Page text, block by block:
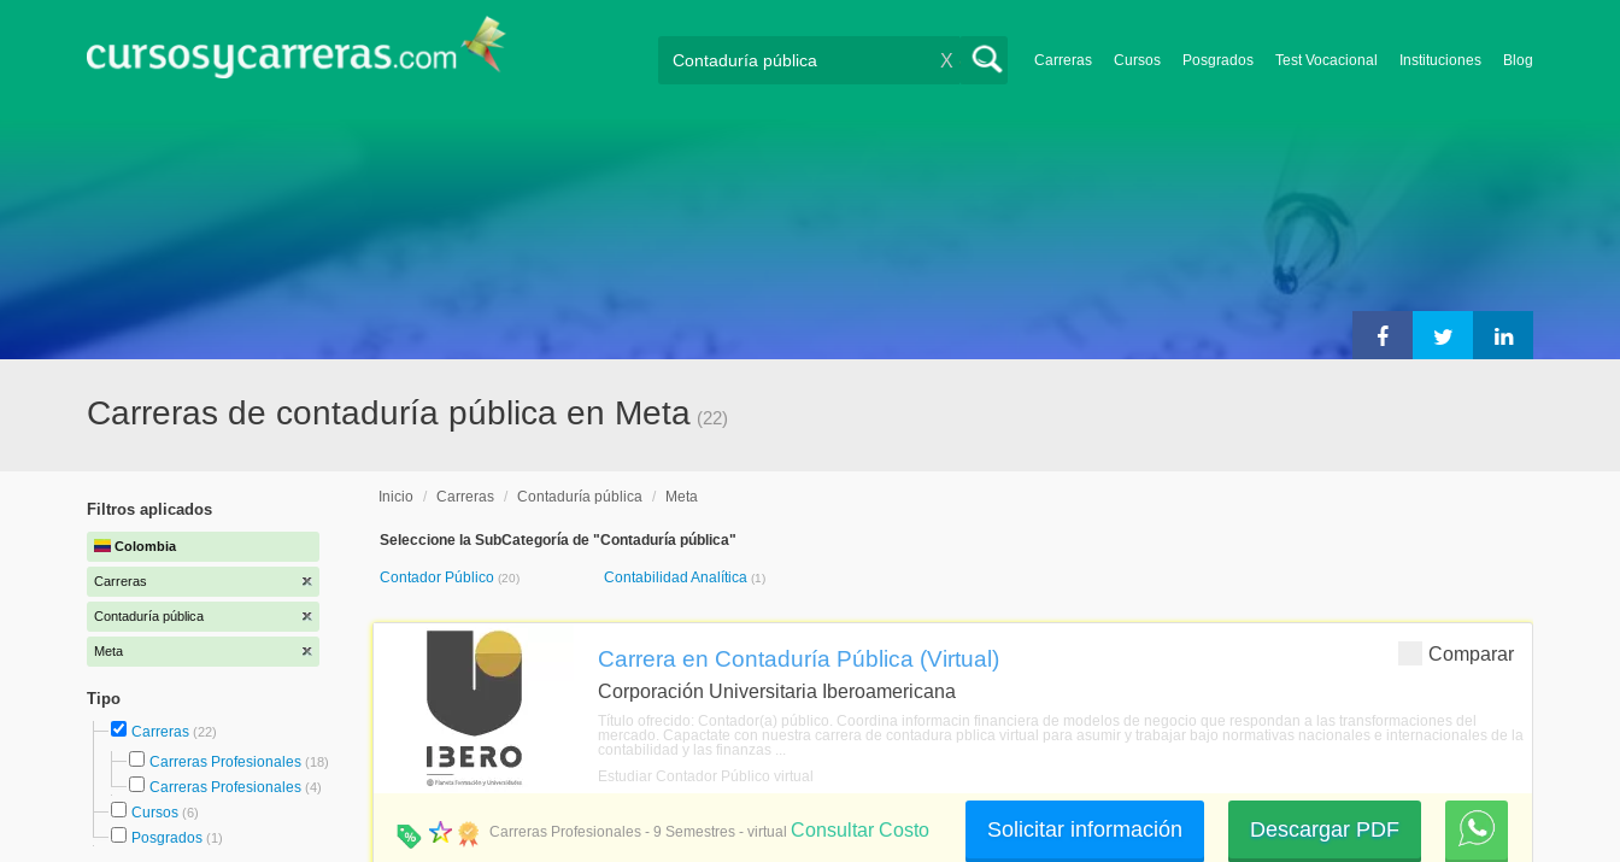
Carreras Cursos Posgrados Test Vocacional Instituciones Blog
X
Carreras de contaduría pública en Meta (22)
Filtros aplicados
Colombia
Carreras
Contaduría pública
Meta
Tipo
Carreras (22)
Carreras Profesionales (18)
Carreras Profesionales (4)
Cursos (6)
Posgrados (1)
Inicio / Carreras / Contaduría pública / Meta
Seleccione la SubCategoría de "Contaduría pública"
Contador Público (20) Contabilidad Analítica (1)
Comparar
Carrera en Contaduría Pública (Virtual)
Corporación Universitaria Iberoamericana
Título ofrecido: Contador(a) público. Coordina informacin financiera de modelos de negocio que respondan a las transformaciones del
mercado. Capactate con nuestra carrera de contadura pblica virtual para asumir y trabajar bajo normativas nacionales e internacionales de la
contabilidad y las finanzas ...
Estudiar Contador Público virtual
Carreras Profesionales - 9 Semestres - virtual Descargar PDF
Solicitar información
Consultar Costo